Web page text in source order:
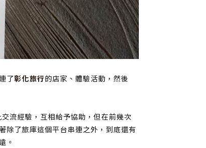
了彰化旅行的店家、體驗活動，然後
流經驗，互相給予協助，但在前幾次
除了旅庫這個平台串連之外，到底還有
。